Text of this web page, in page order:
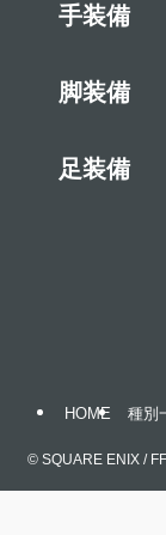
手装備
脚装備
足装備
HOME 種別
©SQUARE ENIX /